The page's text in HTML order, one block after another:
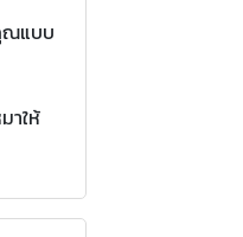
ณแบบ
าให้